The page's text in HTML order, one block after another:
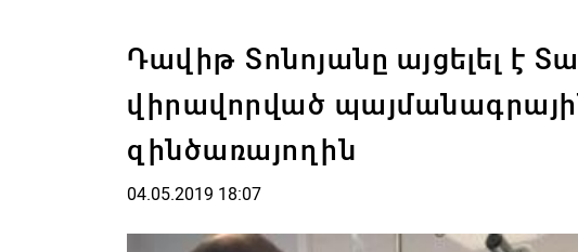
Դավիթ Տոնոյանը այցելել է
վիրավորված
զինծառայողին
04.05.2019 18:07